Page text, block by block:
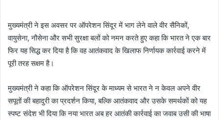
मुख्यमंत्री ने इस अवसर पर ऑपरेशन सिंदूर में भाग लेने वाले वीर सैनिकों,
वायुसेना, नौसेना और सभी सुरक्षा बलों को नमन करते हुए कहा कि भारत ने एक बार
फिर यह सिद्ध कर दिया है कि वह आतंकवाद के खिलाफ निर्णायक कार्रवाई करने में
पूरी तरह सक्षम है।
मुख्यमंत्री ने कहा कि ऑपरेशन सिंदूर के माध्यम से भारत ने न केवल अपने वीर
सपूतों की बहादुरी का प्रदर्शन किया, बल्कि आतंकवाद और उसके समर्थकों को यह
स्पष्ट संदेश भी दिया कि नया भारत अब हर आतंकी कार्रवाई का जवाब उसी की भाषा